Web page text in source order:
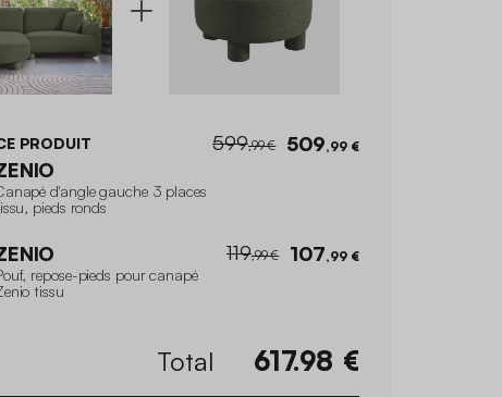
PRODUIT
d'angle gauche 3 places
pieds ronds
599,99 € 509,99 €
repose-pieds pour canapé
tissu
119,99 € 107,99 €
Total 617.98 €